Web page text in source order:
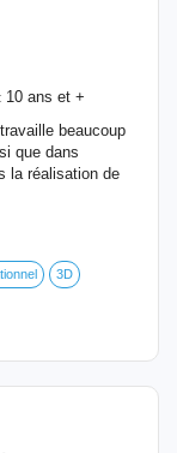
10 ans et +
beaucoup
que dans
la réalisation de
3D